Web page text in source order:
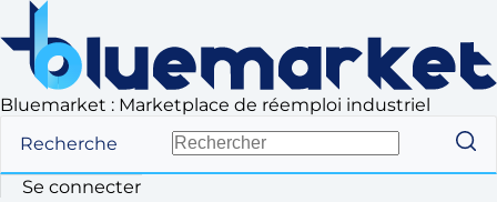
Bluemarket : Marketplace de réemploi industriel
Recherche
Se connecter